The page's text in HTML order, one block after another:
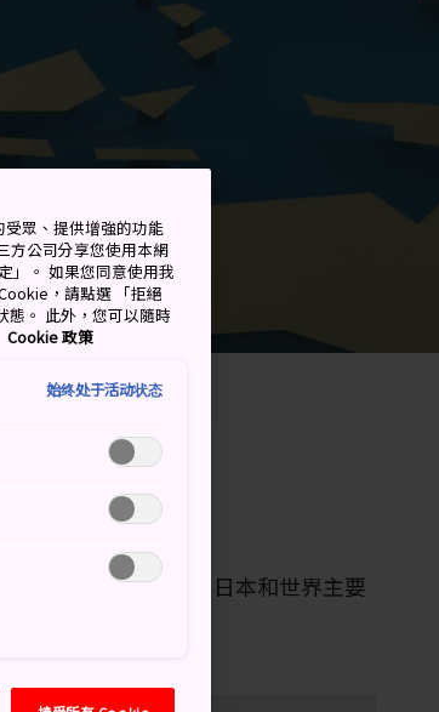
鐘調杠為日本時間。日本和世界主要
眾、提供增強的功能
方公司分享您使用本網
」。 如果您同意使用我
，請點選 「拒絕
態。 此外，您可以隨時
Cookie 政策
始终处于活动状态